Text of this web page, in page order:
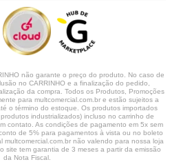
não garante o preço do produto. No caso de
no CARRINHO e a finalização do pedido,
da compra. Todos os Produtos, Promoções
para multcomercial.com.br e estão sujeitos a
o término do estoque. Os produtos importados
industrializados) incluso no carrinho de
contato. As condições de pagamento em 5x sem
de 5% para pagamentos à vista ou no boleto
multcomercial.com.br não valendo para nossa loja
site tem garantia de 3 meses a partir da emissão
da Nota Fiscal.